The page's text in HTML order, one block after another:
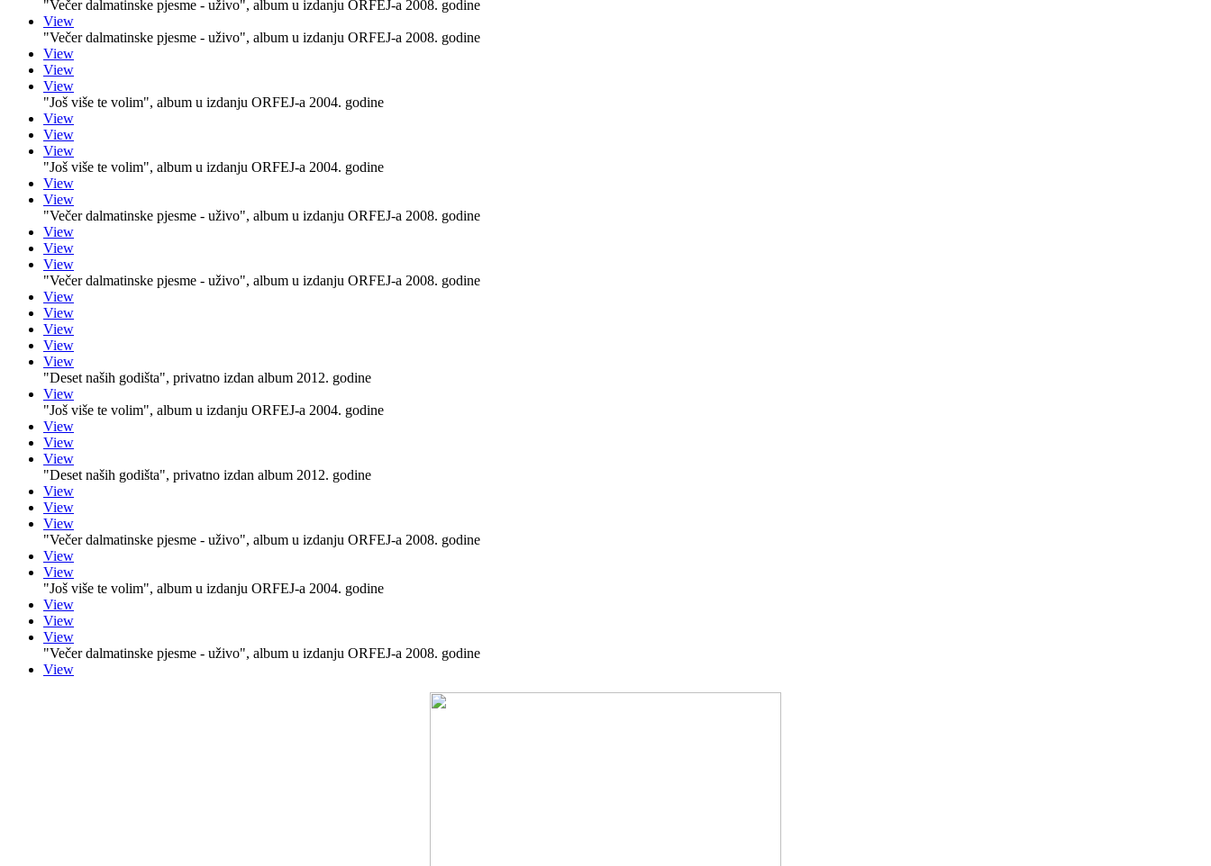
"Večer dalmatinske pjesme - uživo", album u izdanju ORFEJ-a 2008. godine
View
"Večer dalmatinske pjesme - uživo", album u izdanju ORFEJ-a 2008. godine
View
View
View
"Još više te volim", album u izdanju ORFEJ-a 2004. godine
View
View
View
"Još više te volim", album u izdanju ORFEJ-a 2004. godine
View
View
"Večer dalmatinske pjesme - uživo", album u izdanju ORFEJ-a 2008. godine
View
View
View
"Večer dalmatinske pjesme - uživo", album u izdanju ORFEJ-a 2008. godine
View
View
View
View
View
"Deset naših godišta", privatno izdan album 2012. godine
View
"Još više te volim", album u izdanju ORFEJ-a 2004. godine
View
View
View
"Deset naših godišta", privatno izdan album 2012. godine
View
View
View
"Večer dalmatinske pjesme - uživo", album u izdanju ORFEJ-a 2008. godine
View
View
"Još više te volim", album u izdanju ORFEJ-a 2004. godine
View
View
View
"Večer dalmatinske pjesme - uživo", album u izdanju ORFEJ-a 2008. godine
View